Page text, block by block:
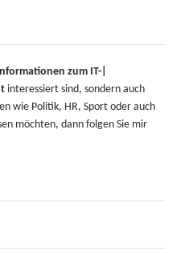
zum IT-|
interessiert sind, sondern auch
wie Politik, HR, Sport oder auch
möchten, dann folgen Sie mir